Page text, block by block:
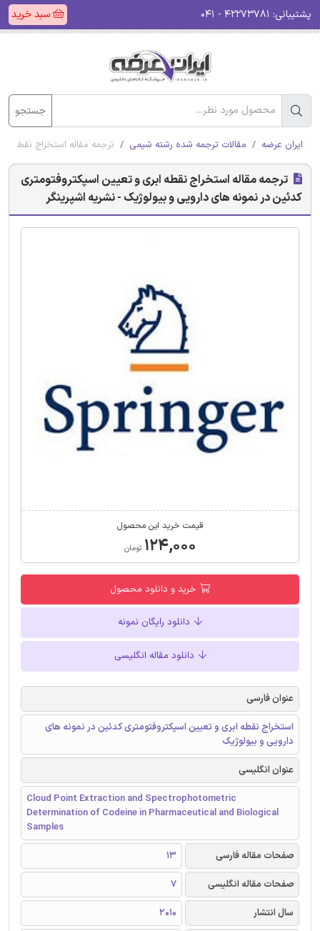
پشتیبانی: سبد خرید
جستجو
ایران عرضه مقالات ترجمه شده رشته شیمی ترجمه مقاله استخراج نقطه
ترجمه مقاله استخراج نقطه ابری و تعیین اسپکتروفتومتری
کدئین در نمونه های دارویی و بیولوژیک - نشریه اشپرینگر
قیمت خرید این محصول
۱۲۴,۰۰۰ تومان
خرید و دانلود محصول
دانلود رایگان نمونه
دانلود مقاله انگلیسی
عنوان فارسی
استخراج نقطه ابری و تعیین اسپکتروفتومتری کدئین در نمونه های
دارویی و بیولوژیک
عنوان انگلیسی
Cloud Point Extraction and Spectrophotometric
Determination of Codeine in Pharmaceutical and Biological
Samples
صفحات مقاله فارسی
13
صفحات مقاله انگلیسی
7
سال انتشار
2010